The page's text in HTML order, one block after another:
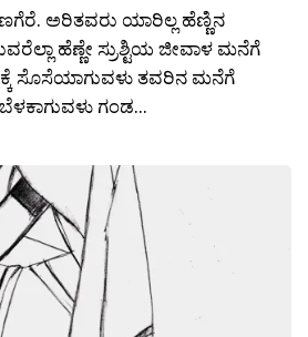
ಅರಿತವರು ಯಾರಿಲ್ಲ ಹೆಣ್ಣಿನ
ಹೆಣ್ಣೇ ಸ್ರುಶ್ಟಿಯ ಜೀವಾಳ ಮನೆಗೆ
ಸೊಸೆಯಾಗುವಳು ತವರಿನ ಮನೆಗೆ
ಗಂಡ...